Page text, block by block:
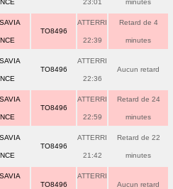
23:01 minutes
TO8496
ATTERRI
22:39
Retard de 4
minutes
TO8496
ATTERRI
22:36
Aucun retard
TO8496
ATTERRI
22:59
Retard de 24
minutes
TO8496
ATTERRI
21:42
Retard de 22
minutes
TO8496
ATTERRI
Aucun retard